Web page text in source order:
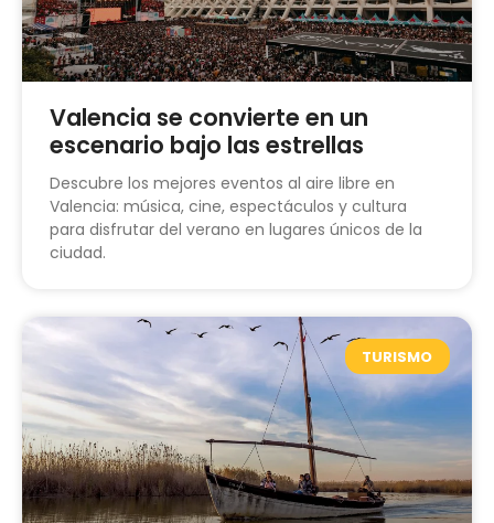
Valencia se convierte en un
escenario bajo las estrellas
Descubre los mejores eventos al aire libre en
Valencia: música, cine, espectáculos y cultura
para disfrutar del verano en lugares únicos de la
ciudad.
TURISMO